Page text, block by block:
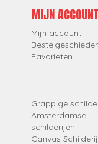
MIJN ACCOUNT
Mijn account
Favorieten
Grappige
Amsterdamse
schilderijen
Canvas Schilderij